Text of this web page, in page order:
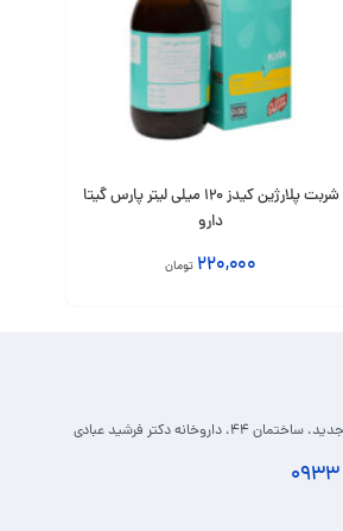
شربت پلارژین کیدز 120 میلی لیتر پارس گیتا
دارو
220,000 تومان
0933